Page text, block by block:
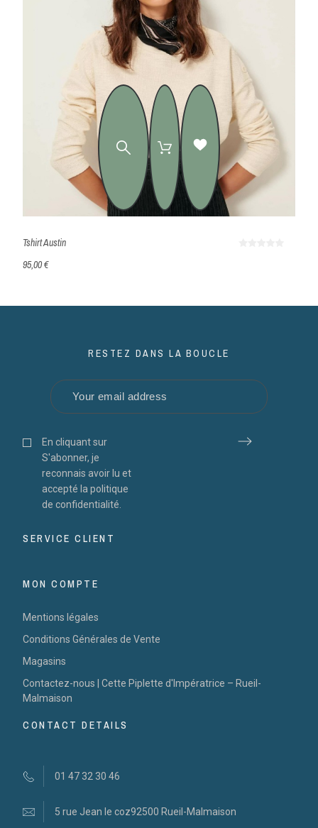
Tshirt Austin
95,00 €
RESTEZ DANS LA BOUCLE
En cliquant sur
S'abonner, je
reconnais avoir lu et
accepté la politique
de confidentialité.
SERVICE CLIENT
MON COMPTE
Mentions légales
Conditions Générales de Vente
Magasins
Contactez-nous | Cette Piplette d'Impératrice – Rueil-
Malmaison
CONTACT DETAILS
01 47 32 30 46
5 rue Jean le coz92500 Rueil-Malmaison